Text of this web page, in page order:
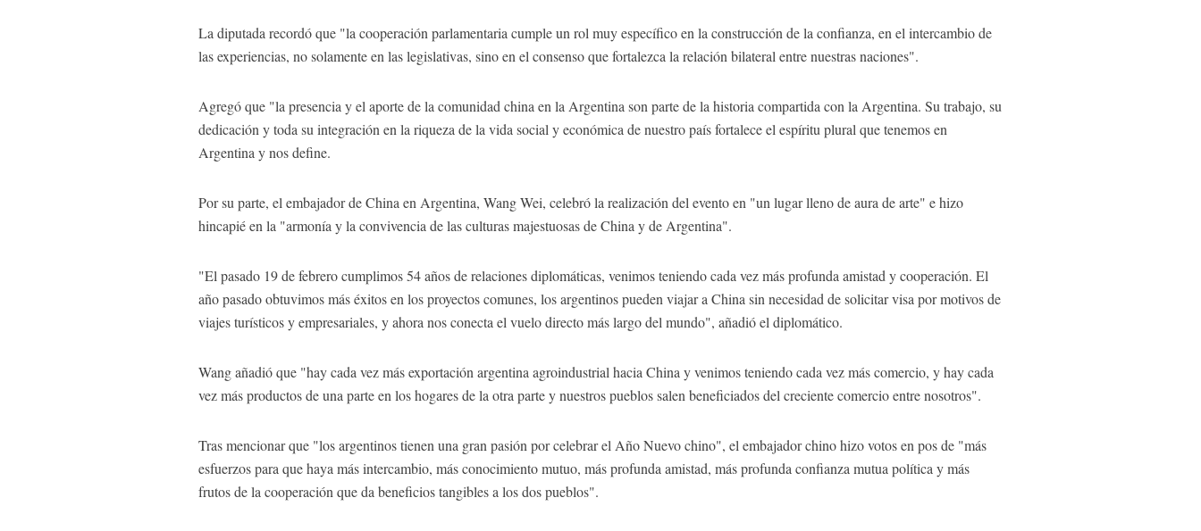
La diputada recordó que "la cooperación parlamentaria cumple un rol muy específico en la construcción de la confianza, en el intercambio de
las experiencias, no solamente en las legislativas, sino en el consenso que fortalezca la relación bilateral entre nuestras naciones".
Agregó que "la presencia y el aporte de la comunidad china en la Argentina son parte de la historia compartida con la Argentina. Su trabajo, su
dedicación y toda su integración en la riqueza de la vida social y económica de nuestro país fortalece el espíritu plural que tenemos en
Argentina y nos define.
Por su parte, el embajador de China en Argentina, Wang Wei, celebró la realización del evento en "un lugar lleno de aura de arte" e hizo
hincapié en la "armonía y la convivencia de las culturas majestuosas de China y de Argentina".
"El pasado 19 de febrero cumplimos 54 años de relaciones diplomáticas, venimos teniendo cada vez más profunda amistad y cooperación. El
año pasado obtuvimos más éxitos en los proyectos comunes, los argentinos pueden viajar a China sin necesidad de solicitar visa por motivos de
viajes turísticos y empresariales, y ahora nos conecta el vuelo directo más largo del mundo", añadió el diplomático.
Wang añadió que "hay cada vez más exportación argentina agroindustrial hacia China y venimos teniendo cada vez más comercio, y hay cada
vez más productos de una parte en los hogares de la otra parte y nuestros pueblos salen beneficiados del creciente comercio entre nosotros".
Tras mencionar que "los argentinos tienen una gran pasión por celebrar el Año Nuevo chino", el embajador chino hizo votos en pos de "más
esfuerzos para que haya más intercambio, más conocimiento mutuo, más profunda amistad, más profunda confianza mutua política y más
frutos de la cooperación que da beneficios tangibles a los dos pueblos".